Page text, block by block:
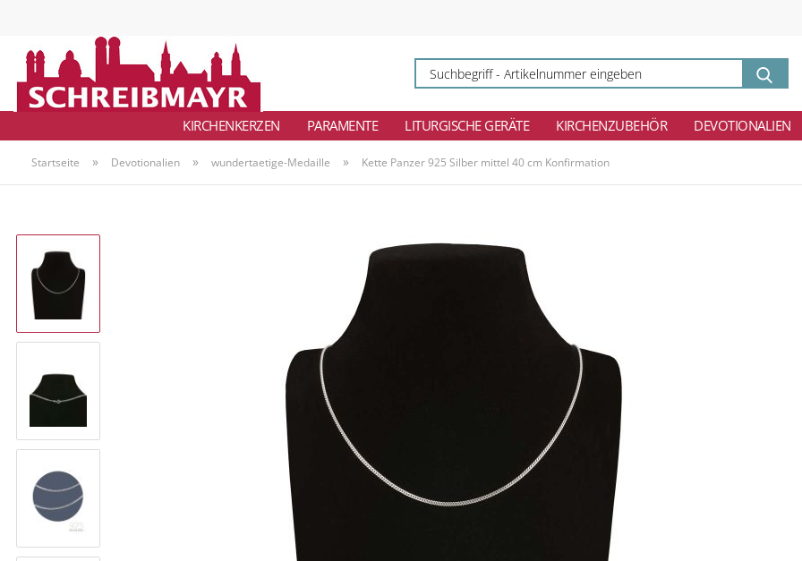
KIRCHENKERZEN PARAMENTE LITURGISCHE GERÄTE KIRCHENZUBEHÖR DEVOTIONALIEN
Startseite » Devotionalien » wundertaetige-Medaille » Kette Panzer 925 Silber mittel 40 cm Konfirmation